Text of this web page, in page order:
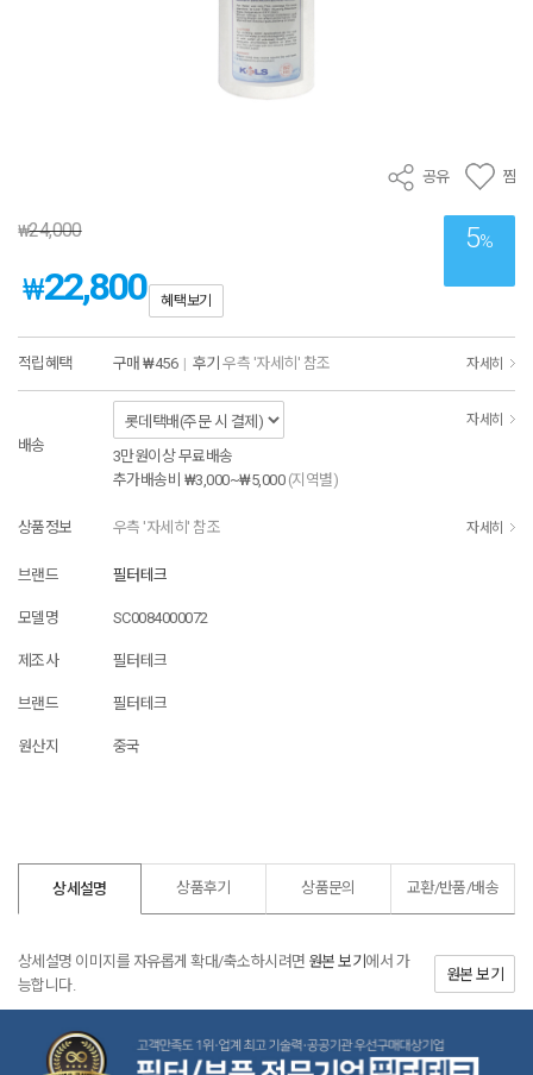
공유 찜
5%
₩24,000
₩22,800 혜택보기
적립혜택 구매 ₩456 | 후기 우측 '자세히' 참조 자세히
배송
자세히
3만원이상 무료배송
추가배송비 ₩3,000~₩5,000 (지역별)
상품정보 우측 '자세히' 참조 자세히
브랜드 필터테크
모델명 SC0084000072
제조사 필터테크
브랜드 필터테크
원산지 중국
상세설명 상품후기 상품문의 교환/반품/배송
상세설명 이미지를 자유롭게 확대/축소하시려면 원본 보기 에서 가
능합니다.
원본 보기